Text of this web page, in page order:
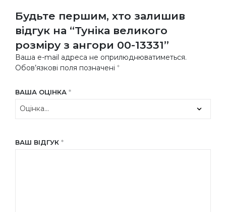
Будьте першим, хто залишив
відгук на “Туніка великого
розміру з ангори 00-13331”
Ваша e-mail адреса не оприлюднюватиметься.
Обов’язкові поля позначені *
ВАША ОЦІНКА *
ВАШ ВІДГУК *